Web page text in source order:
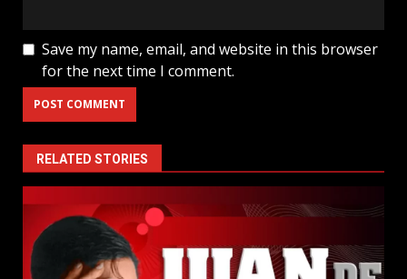
Save my name, email, and website in this browser
for the next time I comment.
RELATED STORIES